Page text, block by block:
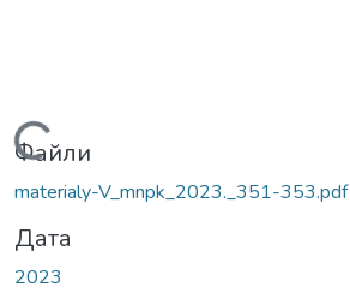
Вантажиться...
Файли
materialy-V_mnpk_2023._351-353.pdf
Дата
2023